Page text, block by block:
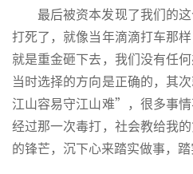
最后被资本发现了我们的
打死了，就像当年滴滴打车那
就是重金砸下去，我们没有任
当时选择的方向是正确的，其
江山容易守江山难”，很多事情
经过那一次毒打，社会教给我
的锋芒，沉下心来踏实做事，踏